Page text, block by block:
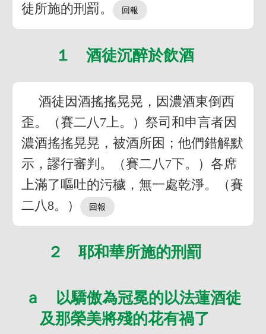
徒所施的刑罰。
１ 酒徒沉醉於飲酒
酒徒因酒搖搖晃晃，因濃酒東倒西
歪。（賽二八7上。）祭司和申言者因
濃酒搖搖晃晃，被酒所困；他們錯解默
示，謬行審判。（賽二八7下。）各席
上滿了嘔吐的污穢，無一處乾淨。（賽
二八8。）
２ 耶和華所施的刑罰
ａ 以驕傲為冠冕的以法蓮酒徒
及那榮美將殘的花有禍了